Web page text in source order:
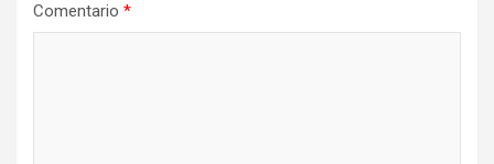
Comentario *